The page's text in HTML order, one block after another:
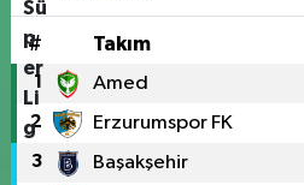
# Takım
1 Amed
2 Erzurumspor FK
3 Başakşehir